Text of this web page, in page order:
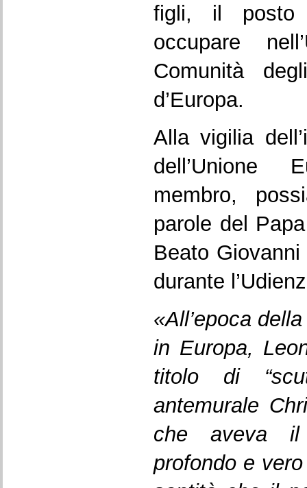
figli, il posto
occupare
Comunità
d’Europa.
Alla vigilia
dell’Unione
membro,
parole del
Beato
durante
«All’epoca
in Europa,
titolo di
antemurale
che aveva il
profondo e